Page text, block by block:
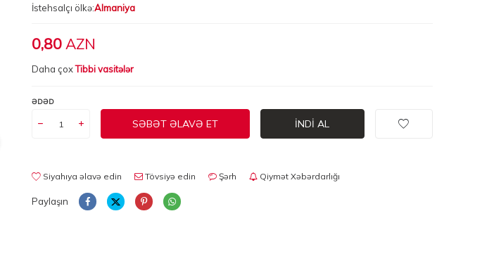
İstehsalçı ölkə:Almaniya
0,80 AZN
Daha çoxTibbi vasitələr
ƏDƏD
SƏBƏT ƏLAVƏ ET İNDI AL
Siyahıya əlavə edin Tövsiyə edin Şərh Qiymət Xəbərdarlığı
Paylaşın